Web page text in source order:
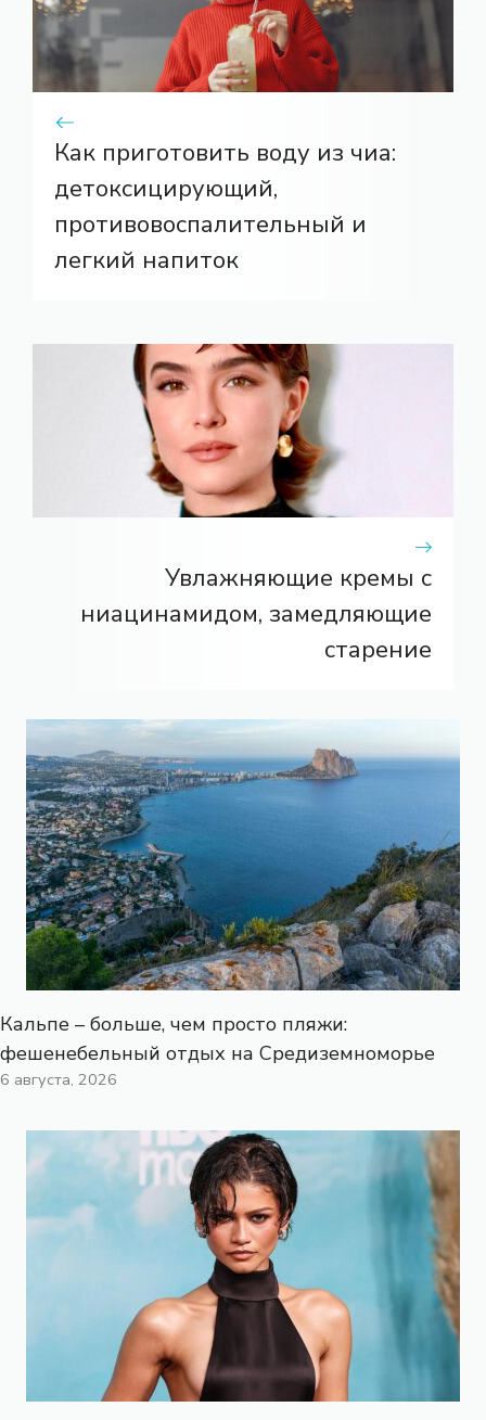
Как приготовить воду из чиа:
детоксицирующий,
противовоспалительный и
легкий напиток
Увлажняющие кремы с
ниацинамидом, замедляющие
старение
Кальпе – больше, чем просто пляжи:
фешенебельный отдых на Средиземноморье
6 августа, 2026